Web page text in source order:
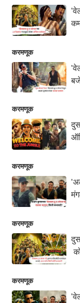
करमणूक
करमणूक
करमणूक
करमणूक
करमणूक